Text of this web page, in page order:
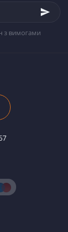
з вимогами